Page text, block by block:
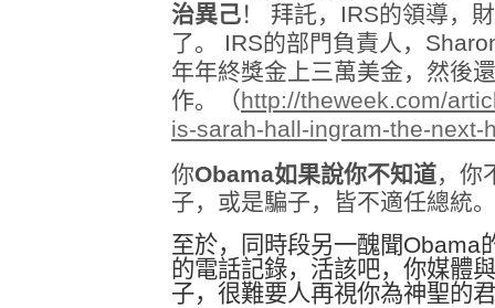
治異己！ 拜託， IRS的領導，
了。
IRS的部門負責人，
年年終獎金上三萬美金，然後
作。（http://theweek.com/
is-sarah-hall-ingram-the-next-
你Obama如果說你不知道，你
子，或是騙子，皆不適任總統。
至於，同時段另一醜聞Obama
的電話記錄，活該吧，你媒體
子，很難要人再視你為神聖的